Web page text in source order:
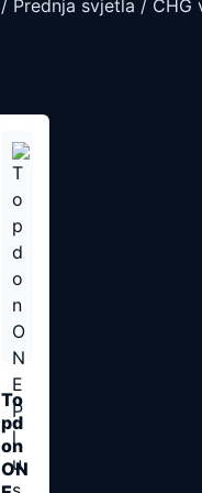
Prednja svjetla /
To
pd
on
ON